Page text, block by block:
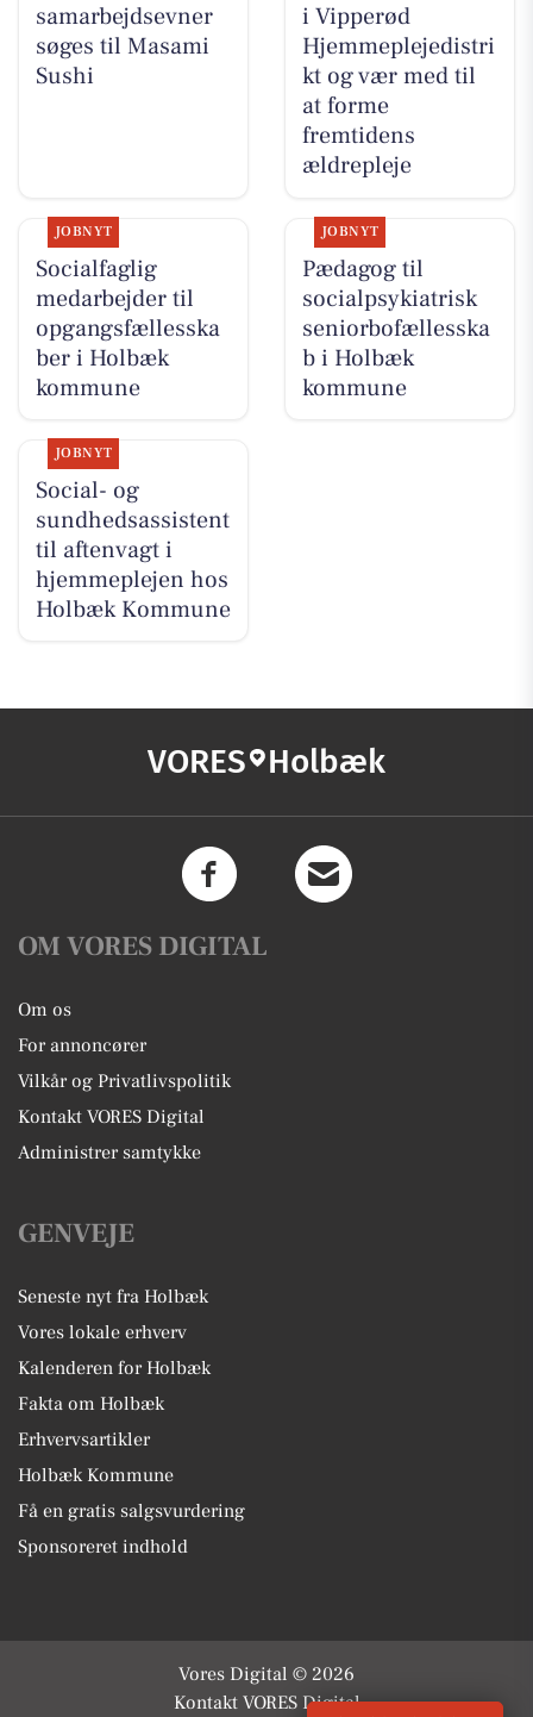
samarbejdsevner
søges til Masami
Sushi
i Vipperød
Hjemmeplejedistri
kt og vær med til
at forme
fremtidens
ældrepleje
JOBNYT
Socialfaglig
medarbejder til
opgangsfællesska
ber i Holbæk
kommune
JOBNYT
Pædagog til
socialpsykiatrisk
seniorbofællesska
b i Holbæk
kommune
JOBNYT
Social- og
sundhedsassistent
til aftenvagt i
hjemmeplejen hos
Holbæk Kommune
VORES Holbæk
OM VORES DIGITAL
Om os
For annoncører
Vilkår og Privatlivspolitik
Kontakt VORES Digital
Administrer samtykke
GENVEJE
Seneste nyt fra Holbæk
Vores lokale erhverv
Kalenderen for Holbæk
Fakta om Holbæk
Erhvervsartikler
Holbæk Kommune
Få en gratis salgsvurdering
Sponsoreret indhold
Vores Digital © 2026
Kontakt VORES Digital